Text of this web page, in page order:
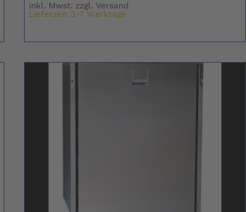
inkl. Mwst. zzgl.Versand
Lieferzeit 3-7 Werktage